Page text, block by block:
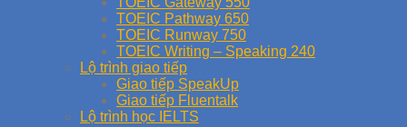
TOEIC Pathway 650
TOEIC Runway 750
TOEIC Writing – Speaking 240
Lộ trình giao tiếp
Giao tiếp SpeakUp
Giao tiếp Fluentalk
Lộ trình học IELTS